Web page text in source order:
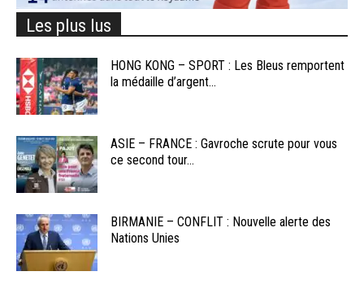
Les plus lus
HONG KONG – SPORT : Les Bleus remportent
la médaille d’argent...
ASIE – FRANCE : Gavroche scrute pour vous
ce second tour...
BIRMANIE – CONFLIT : Nouvelle alerte des
Nations Unies